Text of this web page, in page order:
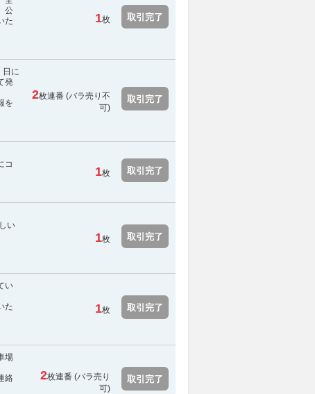
公
た
1枚 取引完了
に
発
を
2枚連番 (バラ売り不
可)
取引完了
コ
1枚 取引完了
い
1枚 取引完了
い
た
1枚 取引完了
場
絡
2枚連番 (バラ売り
可)
取引完了